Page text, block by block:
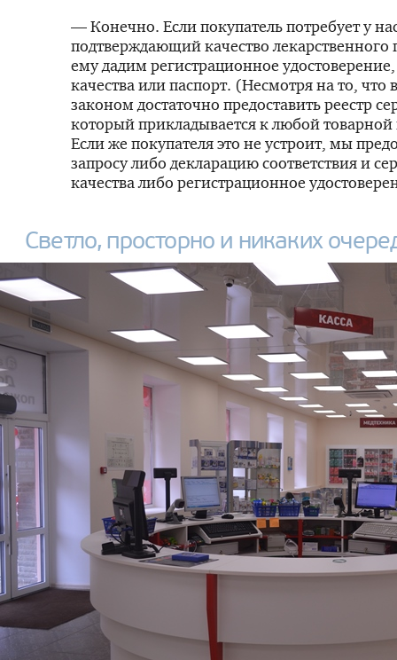
— Конечно. Если покупатель потребует у
подтверждающий качество лекарственного
ему дадим регистрационное
качества или паспорт. (Несмотря на то, что
законом достаточно предоставить реестр
который прикладывается к любой
Если же покупателя это не устроит, мы
запросу либо декларацию соответствия и
качества либо регистрационное
Светло, просторно и никаких